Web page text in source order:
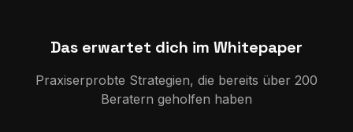
Das erwartet dich im Whitepaper
Praxiserprobte Strategien, die bereits über 200
Beratern geholfen haben